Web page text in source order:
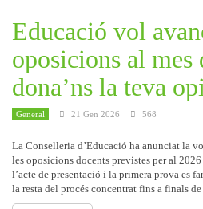
Educació vol
oposicions al mes
dona’ns la teva
General 21 Gen 2026 568
La Conselleria d’Educació ha anunciat la
les oposicions docents previstes per al
l’acte de presentació i la primera prova es
la resta del procés concentrat fins a finals